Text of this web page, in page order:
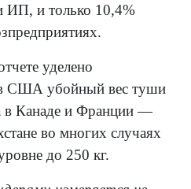
ИП, и только 10,4%
уделено
США убойный вес туши
в Канаде и Франции —
во многих случаях
до 250 кг.